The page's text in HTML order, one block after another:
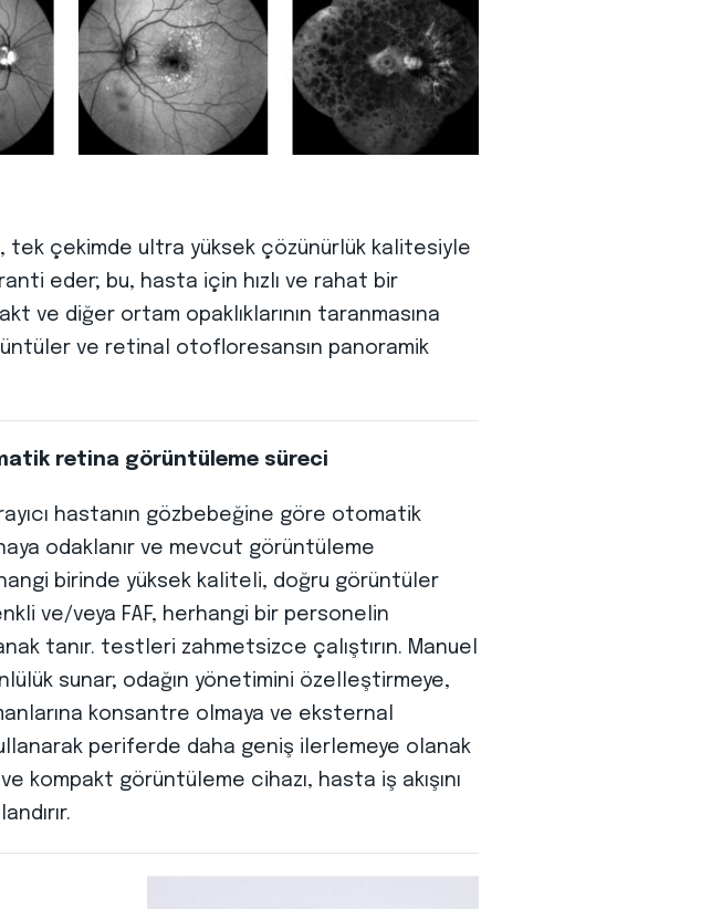
tek çekimde ultra yüksek çözünürlük kalitesiyle
eder; bu, hasta için hızlı ve rahat bir
ve diğer ortam opaklıklarının taranmasına
ve retinal otofloresansın panoramik
retina görüntüleme süreci
hastanın gözbebeğine göre otomatik
odaklanır ve mevcut görüntüleme
birinde yüksek kaliteli, doğru görüntüler
ve/veya FAF, herhangi bir personelin
tanır. testleri zahmetsizce çalıştırın. Manuel
sunar; odağın yönetimini özelleştirmeye,
konsantre olmaya ve eksternal
periferde daha geniş ilerlemeye olanak
ve kompakt görüntüleme cihazı, hasta iş akışını